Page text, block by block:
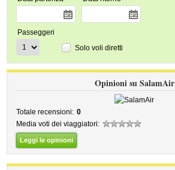
Passeggeri
Solo voli diretti
Opinioni su SalamAir
Totale recensioni: 0
Media voti dei viaggiatori:
Leggi le opinioni